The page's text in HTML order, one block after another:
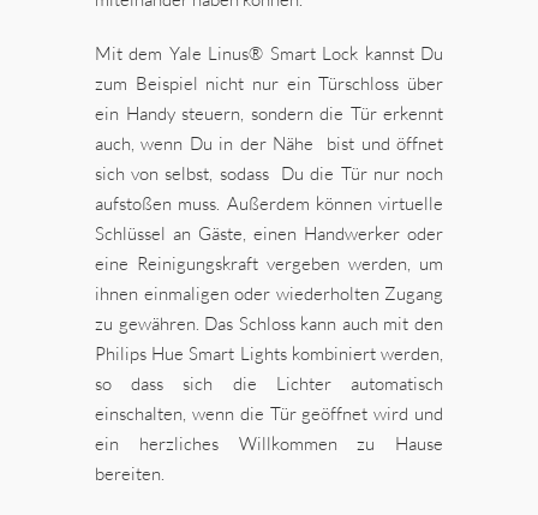
Mit dem Yale Linus® Smart Lock kannst Du
zum Beispiel nicht nur ein Türschloss über
ein Handy steuern, sondern die Tür erkennt
auch, wenn Du in der Nähe bist und öffnet
sich von selbst, sodass Du die Tür nur noch
aufstoßen muss. Außerdem können virtuelle
Schlüssel an Gäste, einen Handwerker oder
eine Reinigungskraft vergeben werden, um
ihnen einmaligen oder wiederholten Zugang
zu gewähren. Das Schloss kann auch mit den
Philips Hue Smart Lights kombiniert werden,
so dass sich die Lichter automatisch
einschalten, wenn die Tür geöffnet wird und
ein herzliches Willkommen zu Hause
bereiten.